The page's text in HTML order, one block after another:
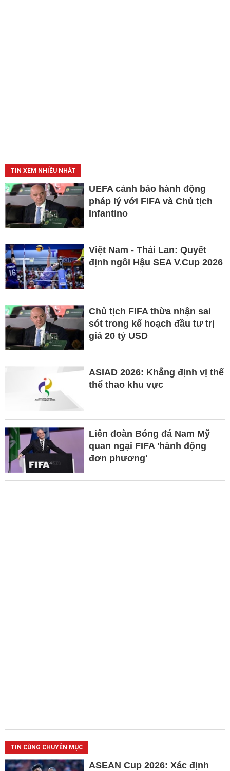
TIN XEM NHIỀU NHẤT
UEFA cảnh báo hành động
pháp lý với FIFA và Chủ tịch
Infantino
Việt Nam - Thái Lan: Quyết
định ngôi Hậu SEA V.Cup 2026
Chủ tịch FIFA thừa nhận sai
sót trong kế hoạch đầu tư trị
giá 20 tỷ USD
ASIAD 2026: Khẳng định vị thế
thể thao khu vực
Liên đoàn Bóng đá Nam Mỹ
quan ngại FIFA 'hành động
đơn phương'
TIN CÙNG CHUYÊN MỤC
ASEAN Cup 2026: Xác định